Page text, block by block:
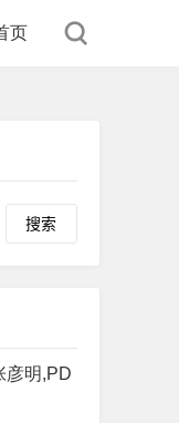
页
彦明,PD